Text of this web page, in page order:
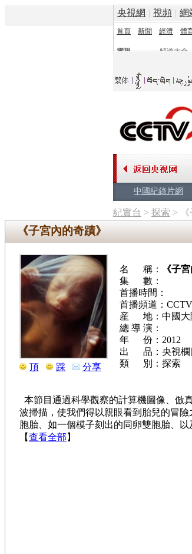
央視網 | 視頻 | 網
首頁 新聞 經濟 體
電視 頻道大全
中國紀錄片網
紀實台 > 探索 >
《子宮內的奇蹟》
頂 踩 分享
名 稱：
《子
集 數：
首播時間：
首播頻道：
産 地：中國大
總 導 演：
年 份：2012
出 品：央視欄
類 別：探索
本節目通過科學觀察的計算機圖像、倣
波掃描，使我們得以親眼看到胎兒的冒
胞胎、如一個模子刻出的同卵雙胞胎、以
【查看全部 】